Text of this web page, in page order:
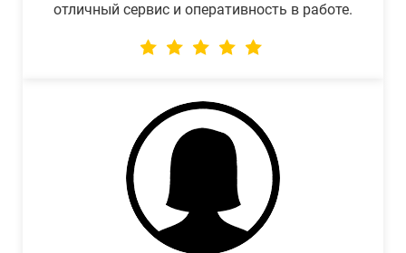
отличный сервис и оперативность в работе.